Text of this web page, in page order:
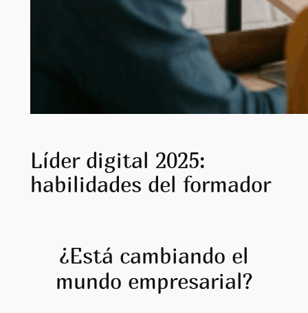
Líder digital 2025:
habilidades del formador
¿Está cambiando el
mundo empresarial?